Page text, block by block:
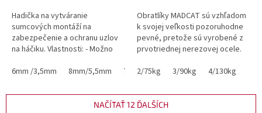
Hadička na vytváranie
sumcových montáží na
zabezpečenie a ochranu uzlov
na háčiku. Vlastnosti: - Možno
pre podvodné plaváky - Ľahko
6mm /3,5mm 8mm/5,5mm 7mm/4,5mm
Obratlíky MADCAT sú vzhľadom
k svojej veľkosti pozoruhodne
pevné, pretože sú vyrobené z
prvotriednej nerezovej ocele.
povrchovú úpravu.
2/75kg 3/90kg 4/130kg
NAČÍTAŤ 12 ĎALŠÍCH